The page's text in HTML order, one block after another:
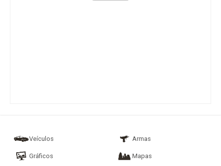
Veículos Armas
Gráficos Mapas